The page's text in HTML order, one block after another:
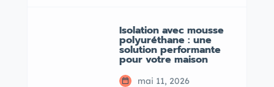
Isolation avec mousse
polyuréthane : une
solution performante
pour votre maison
mai 11, 2026